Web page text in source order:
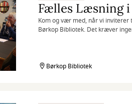
Fælles Læsning
Kom og vær med, når vi
Børkop Bibliotek. Det kræver
Børkop Bibliotek